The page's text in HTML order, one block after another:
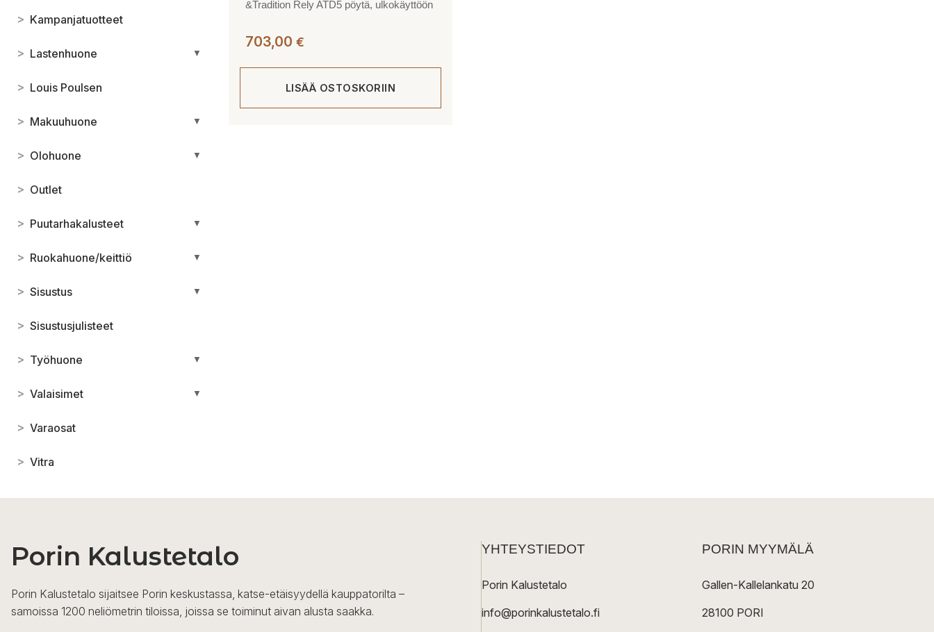
> Kampanjatuotteet
> Lastenhuone ▼
> Louis Poulsen
> Makuuhuone ▼
> Olohuone ▼
> Outlet
> Puutarhakalusteet ▼
> Ruokahuone/keittiö ▼
> Sisustus ▼
> Sisustusjulisteet
> Työhuone ▼
> Valaisimet ▼
> Varaosat
> Vitra
&Tradition Rely ATD5 pöytä, ulkokäyttöön
703,00 €
LISÄÄ OSTOSKORIIN
Porin Kalustetalo
Porin Kalustetalo sijaitsee Porin keskustassa, katse-etäisyydellä kauppatorilta –
samoissa 1200 neliömetrin tiloissa, joissa se toiminut aivan alusta saakka.
YHTEYSTIEDOT
Porin Kalustetalo
info@porinkalustetalo.fi
PORIN MYYMÄLÄ
Gallen-Kallelankatu 20
28100 PORI